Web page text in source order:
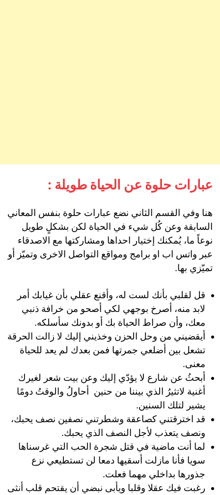
عبارات حلوة عن الحياة طويلة :
هنا وفي القسم الثاني نضع عبارات حلوة بنفس المعاني
السابقة وعن كُل شيء في الحياة لكن بشكلٍ طويل
نوعاً ما، يُمكنك إختيار احداها ومشاركتها مع الاصدقاء
عبر واتس اب او برامج ومواقع التواصل الاخرى وتميّز أو
تميّزي بها.
قل لقلبي بأنك لست له، وأقنع عقلي بأن غيابك أمر
لابد منه، أصرخ بوجهي لكي أصحو من خرافة ذنبي
معك، وأن صراط الحياة بك أو بدونك سأسلكه.
أيقضيني من وحل الحزن وخذيني إليك لا زالت الحرقة
تشعل بين أضلعي جمرتها فمن بعدك لم يعد للحياة
معنى.
أبحثُ عن شارع لا يؤدّي إليك ‏وعن بيت شعر لغيرك
‏أغنية لاتثيرُ الذي بيننا من حنين ‏ ‏أحاولُ ‏والوقتُ دومًا
يشير لتلك السنين.
قد اخترقتني كصاعقة وشطرتني نصفين نصف يحبك،
ونصف يتعذب لأجل النصف الذي يحبك.
لما أنت ماضية في قتل شجرة الحب التي غرسناها
سويا فأنا مازلت أسقيها دمعا لن تستطيعي نزع
جذورها بداخلي مهما فعلت.
رغبت فيك عقلا وقلبا ويأبى نبضي أن يقتحم قلب أنثى